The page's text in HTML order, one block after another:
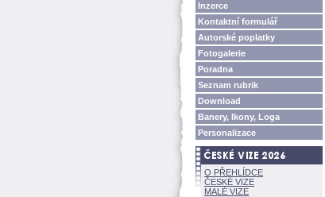
Inzerce
Kontaktní formulář
Autorské poplatky
Fotogalerie
Poradna
Seznam rubrik
Download
Banery, Ikony, Loga
Personalizace
O PŘEHLÍDCE
ČESKÉ VIZE
MALÉ VIZE